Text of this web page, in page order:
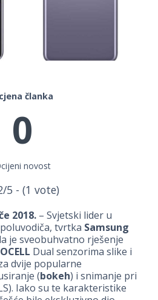
članka
0
novost
5 - (1 vote)
2018. – Svjetski lider u
tvrtka Samsung
je sveobuhvatno rješenje
Dual senzorima slike i
dvije popularne
(bokeh) i snimanje pri
Iako su te karakteristike